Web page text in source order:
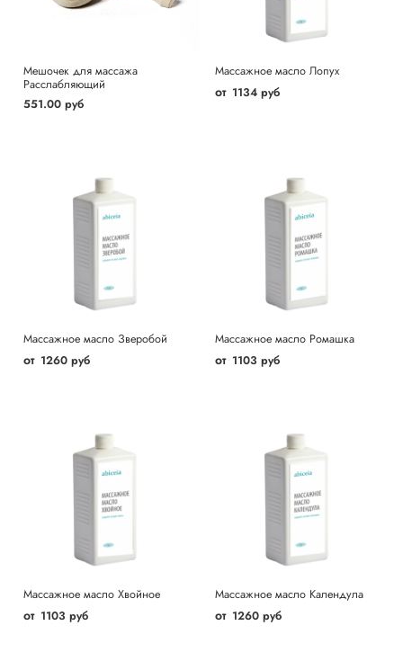
Мешочек для массажа
Расслабляющий
551.00 руб
Массажное масло Лопух
от 1134 руб
Массажное масло Зверобой
от 1260 руб
Массажное масло Ромашка
от 1103 руб
Массажное масло Хвойное
от 1103 руб
Массажное масло Календула
от 1260 руб